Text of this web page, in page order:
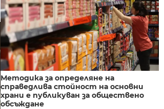
Методика за определяне на
справедлива стойност на основни
храни е публикуван за обществено
обсъждане